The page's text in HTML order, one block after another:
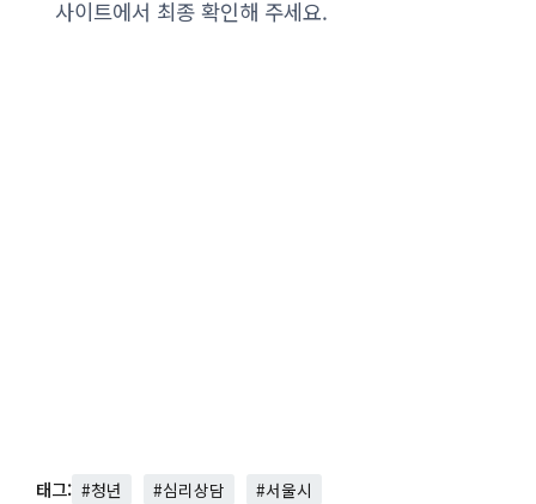
사이트에서 최종 확인해 주세요.
태그: #청년 #심리상담 #서울시